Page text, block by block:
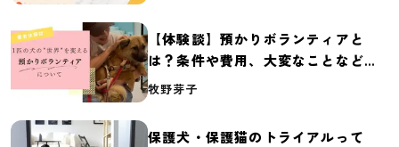
【体験談】預かりボランティアと
は？条件や費用、大変なことなど紹
介
牧野芽子
保護犬・保護猫のトライアルって